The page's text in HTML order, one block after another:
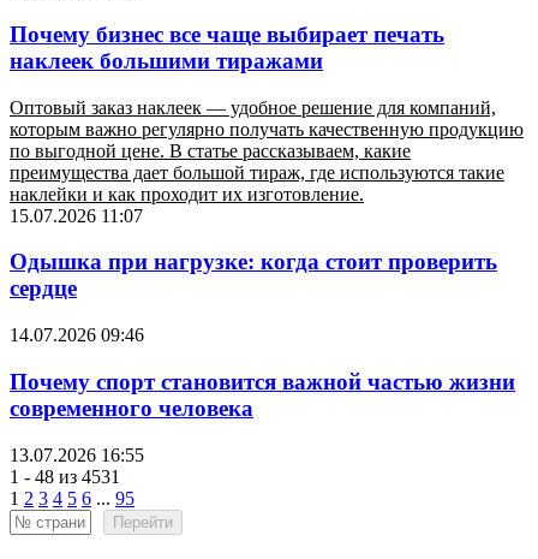
Почему бизнес все чаще выбирает печать
наклеек большими тиражами
Оптовый заказ наклеек — удобное решение для компаний,
которым важно регулярно получать качественную продукцию
по выгодной цене. В статье рассказываем, какие
преимущества дает большой тираж, где используются такие
наклейки и как проходит их изготовление.
15.07.2026 11:07
Одышка при нагрузке: когда стоит проверить
сердце
14.07.2026 09:46
Почему спорт становится важной частью жизни
современного человека
13.07.2026 16:55
1 - 48 из 4531
1 2 3 4 5 6 ... 95
Перейти